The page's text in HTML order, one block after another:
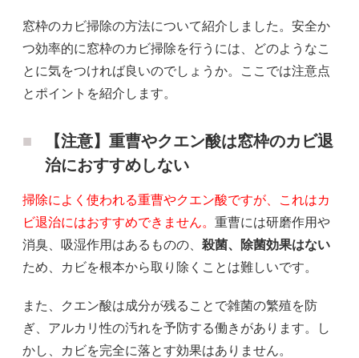
窓枠のカビ掃除の方法について紹介しました。安全か
つ効率的に窓枠のカビ掃除を行うには、どのようなこ
とに気をつければ良いのでしょうか。ここでは注意点
とポイントを紹介します。
【注意】重曹やクエン酸は窓枠のカビ退
治におすすめしない
掃除によく使われる重曹やクエン酸ですが、これはカ
ビ退治にはおすすめできません。 重曹には研磨作用や
消臭、吸湿作用はあるものの、 殺菌、除菌効果はない
ため、カビを根本から取り除くことは難しいです。
また、クエン酸は成分が残ることで雑菌の繁殖を防
ぎ、アルカリ性の汚れを予防する働きがあります。し
かし、カビを完全に落とす効果はありません。